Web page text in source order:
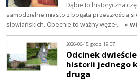
Dąbie to historyczna
samodzielne miasto z bogatą przeszłością
słowiańskich. Obecnie to ważny węzeł… »
2026-06-15, godz. 19:07
Odcinek
historii jednego
druga